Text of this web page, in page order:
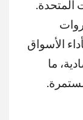
المتحدة
الأسواق
ما